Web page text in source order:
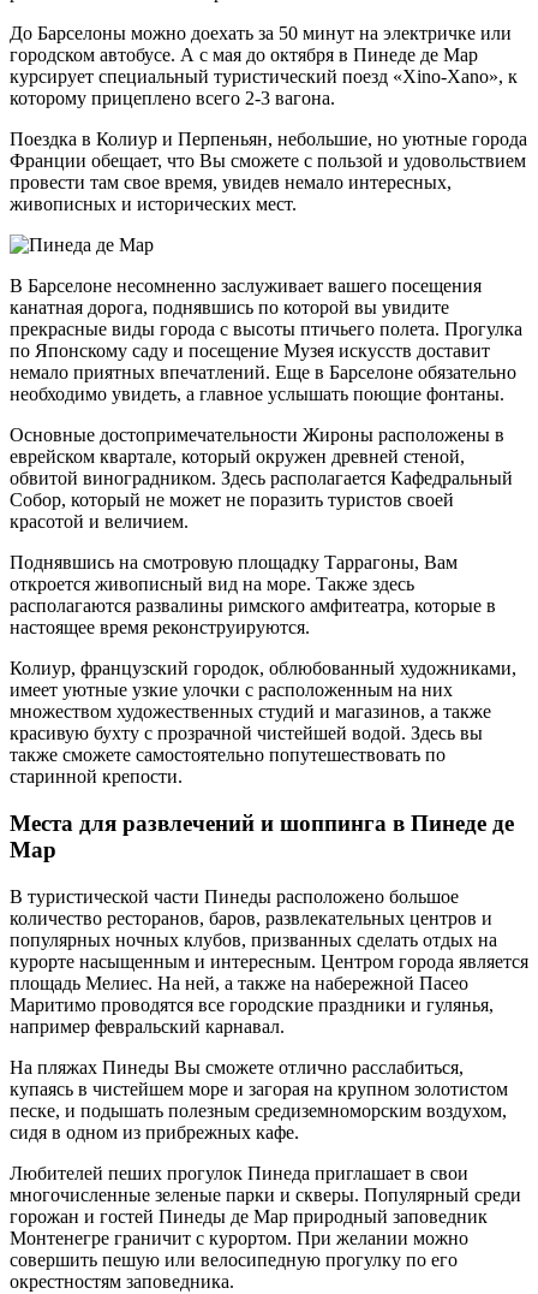
До Барселоны можно доехать за 50 минут на электричке или
городском автобусе. А с мая до октября в Пинеде де Мар
курсирует специальный туристический поезд «Xino-Xano», к
которому прицеплено всего 2-3 вагона.
Поездка в Колиур и Перпеньян, небольшие, но уютные города
Франции обещает, что Вы сможете с пользой и удовольствием
провести там свое время, увидев немало интересных,
живописных и исторических мест.
В Барселоне несомненно заслуживает вашего посещения
канатная дорога, поднявшись по которой вы увидите
прекрасные виды города с высоты птичьего полета. Прогулка
по Японскому саду и посещение Музея искусств доставит
немало приятных впечатлений. Еще в Барселоне обязательно
необходимо увидеть, а главное услышать поющие фонтаны.
Основные достопримечательности Жироны расположены в
еврейском квартале, который окружен древней стеной,
обвитой виноградником. Здесь располагается Кафедральный
Собор, который не может не поразить туристов своей
красотой и величием.
Поднявшись на смотровую площадку Таррагоны, Вам
откроется живописный вид на море. Также здесь
располагаются развалины римского амфитеатра, которые в
настоящее время реконструируются.
Колиур, французский городок, облюбованный художниками,
имеет уютные узкие улочки с расположенным на них
множеством художественных студий и магазинов, а также
красивую бухту с прозрачной чистейшей водой. Здесь вы
также сможете самостоятельно попутешествовать по
старинной крепости.
Места для развлечений и шоппинга в Пинеде де
Мар
В туристической части Пинеды расположено большое
количество ресторанов, баров, развлекательных центров и
популярных ночных клубов, призванных сделать отдых на
курорте насыщенным и интересным. Центром города является
площадь Мелиес. На ней, а также на набережной Пасео
Маритимо проводятся все городские праздники и гулянья,
например февральский карнавал.
На пляжах Пинеды Вы сможете отлично расслабиться,
купаясь в чистейшем море и загорая на крупном золотистом
песке, и подышать полезным средиземноморским воздухом,
сидя в одном из прибрежных кафе.
Любителей пеших прогулок Пинеда приглашает в свои
многочисленные зеленые парки и скверы. Популярный среди
горожан и гостей Пинеды де Мар природный заповедник
Монтенегре граничит с курортом. При желании можно
совершить пешую или велосипедную прогулку по его
окрестностям заповедника.